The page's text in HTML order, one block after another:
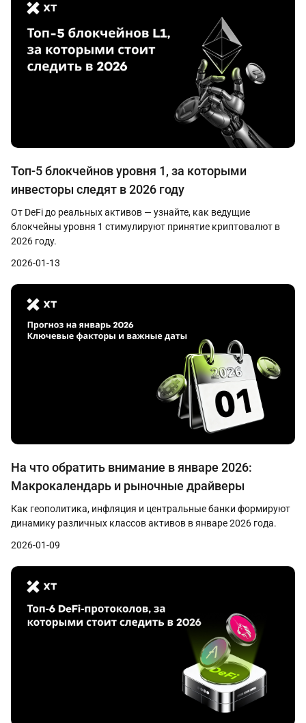
Топ-5 блокчейнов уровня 1, за которыми
инвесторы следят в 2026 году
От DeFi до реальных активов — узнайте, как ведущие
блокчейны уровня 1 стимулируют принятие криптовалют в
2026 году.
2026-01-13
На что обратить внимание в январе 2026:
Макрокалендарь и рыночные драйверы
Как геополитика, инфляция и центральные банки формируют
динамику различных классов активов в январе 2026 года.
2026-01-09